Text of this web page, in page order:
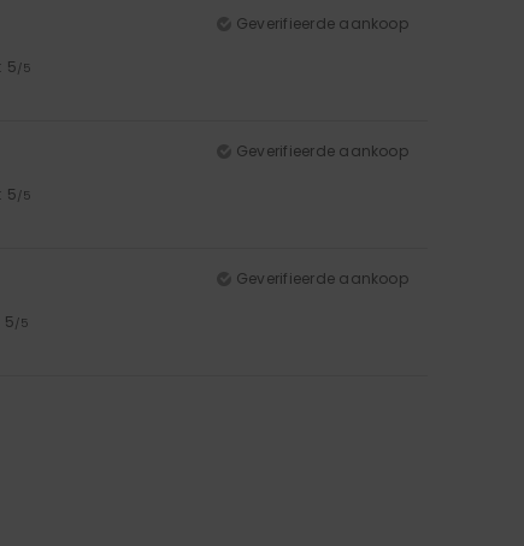
Geverifieerde aankoop
: 5/5
Geverifieerde aankoop
: 5/5
Geverifieerde aankoop
5/5